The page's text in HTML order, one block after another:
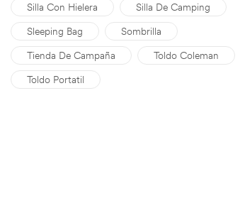
Silla Con Hielera
Silla De Camping
Sleeping Bag
Sombrilla
Tienda De Campaña
Toldo Coleman
Toldo Portatil